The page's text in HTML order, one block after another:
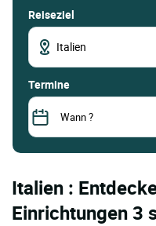
Reiseziel
termine
Italien :
Einrichtungen 3